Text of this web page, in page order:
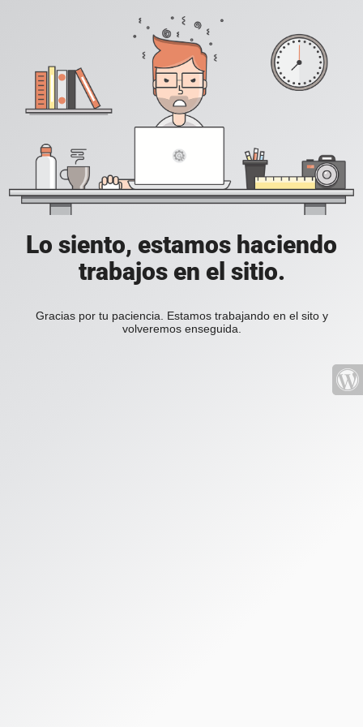
Lo siento, estamos haciendo
trabajos en el sitio.
Gracias por tu paciencia. Estamos trabajando en el sito y
volveremos enseguida.